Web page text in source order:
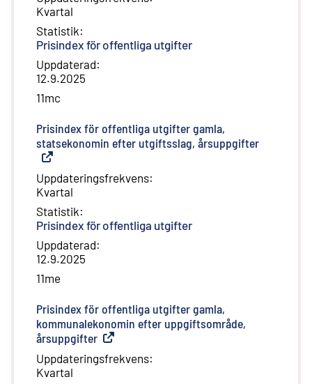
Kvartal
Statistik:
Prisindex för offentliga utgifter
Uppdaterad:
12.9.2025
11mc
Prisindex för offentliga utgifter gamla,
statsekonomin efter utgiftsslag, årsuppgifter
Uppdateringsfrekvens:
Kvartal
Statistik:
Prisindex för offentliga utgifter
Uppdaterad:
12.9.2025
11me
Prisindex för offentliga utgifter gamla,
kommunalekonomin efter uppgiftsområde,
årsuppgifter Extern länk
Uppdateringsfrekvens:
Kvartal